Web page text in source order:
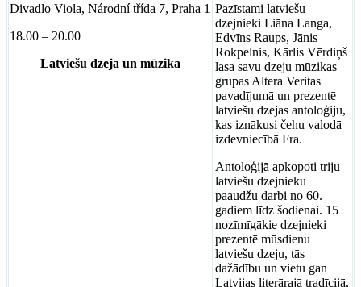
Divadlo Viola, Národní třída 7, Praha 1
18.00 – 20.00
Latviešu dzeja un mūzika
Pazīstami latviešu
dzejnieki Liāna Langa,
Edvīns Raups, Jānis
Rokpelnis, Kārlis Vērdiņš
lasa savu dzeju mūzikas
grupas Altera Veritas
pavadījumā un prezentē
latviešu dzejas antoloģiju,
kas iznākusi čehu valodā
izdevniecībā Fra.
Antoloģijā apkopoti triju
latviešu dzejnieku
paaudžu darbi no 60.
gadiem līdz šodienai. 15
nozīmīgākie dzejnieki
prezentē mūsdienu
latviešu dzeju, tās
dažādību un vietu gan
Latvijas literārajā tradīcijā,